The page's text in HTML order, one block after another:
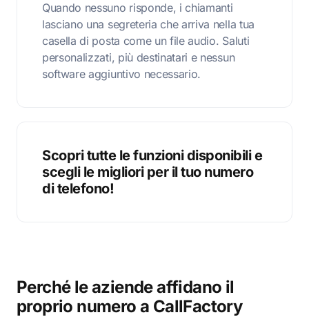
Quando nessuno risponde, i chiamanti
lasciano una segreteria che arriva nella tua
casella di posta come un file audio. Saluti
personalizzati, più destinatari e nessun
software aggiuntivo necessario.
Scopri tutte le funzioni disponibili e
scegli le migliori per il tuo numero
di telefono!
Perché le aziende affidano il
proprio numero a CallFactory